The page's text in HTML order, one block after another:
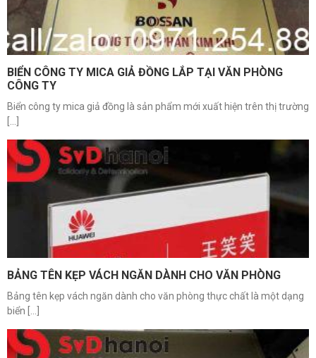
BIỂN CÔNG TY MICA GIẢ ĐỒNG LẮP TẠI VĂN PHÒNG
CÔNG TY
Biển công ty mica giả đồng là sản phẩm mới xuất hiện trên thị trường
BẢNG TÊN KẸP VÁCH NGĂN DÀNH CHO VĂN PHÒNG
Bảng tên kẹp vách ngăn dành cho văn phòng thực chất là một dạng
biển [...]